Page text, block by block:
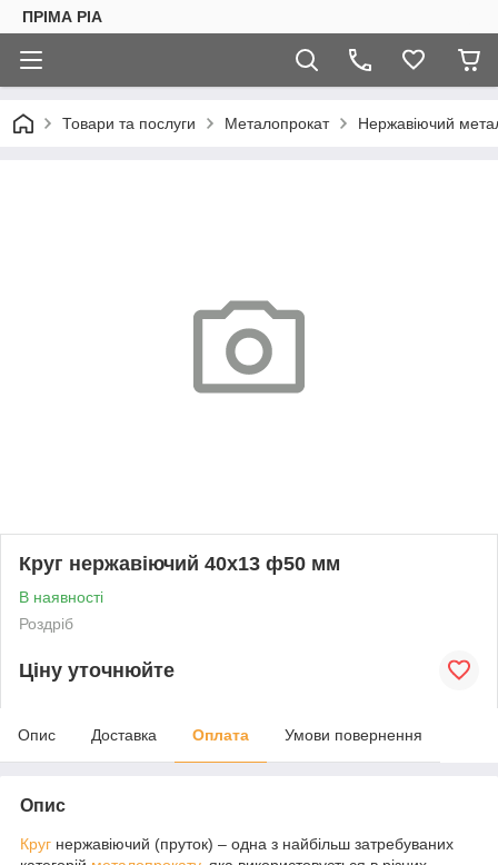
ПРІМА РІА
Товари та послуги Металопрокат Нержавіючий
Круг нержавіючий 40х13 ф50 мм
В наявності
Роздріб
Ціну уточнюйте
Опис Доставка Оплата Умови повернення
Опис
Круг нержавіючий (пруток) – одна з найбільш затребуваних